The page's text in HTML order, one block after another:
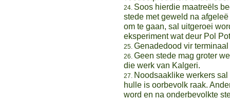
Soos hierdie maatreëls
stede met geweld na
om te gaan, sal uitgeroei
eksperiment wat deur Pol
Genadedood vir
Geen stede mag groter
die werk van Kalgeri.
Noodsaaklike werkers
hulle is oorbevolk raak.
word en na onderbevolkte